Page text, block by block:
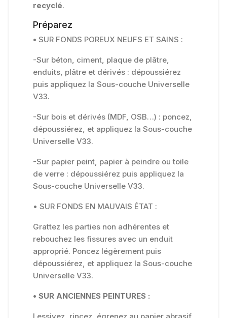
recyclé.
Préparez
• SUR FONDS POREUX NEUFS ET SAINS :
-Sur béton, ciment, plaque de plâtre,
enduits, plâtre et dérivés : dépoussiérez
puis appliquez la Sous-couche Universelle
V33.
-Sur bois et dérivés (MDF, OSB…) : poncez,
dépoussiérez, et appliquez la Sous-couche
Universelle V33.
-Sur papier peint, papier à peindre ou toile
de verre : dépoussiérez puis appliquez la
Sous-couche Universelle V33.
• SUR FONDS EN MAUVAIS ÉTAT :
Grattez les parties non adhérentes et
rebouchez les fissures avec un enduit
approprié. Poncez légèrement puis
dépoussiérez, et appliquez la Sous-couche
Universelle V33.
• SUR ANCIENNES PEINTURES :